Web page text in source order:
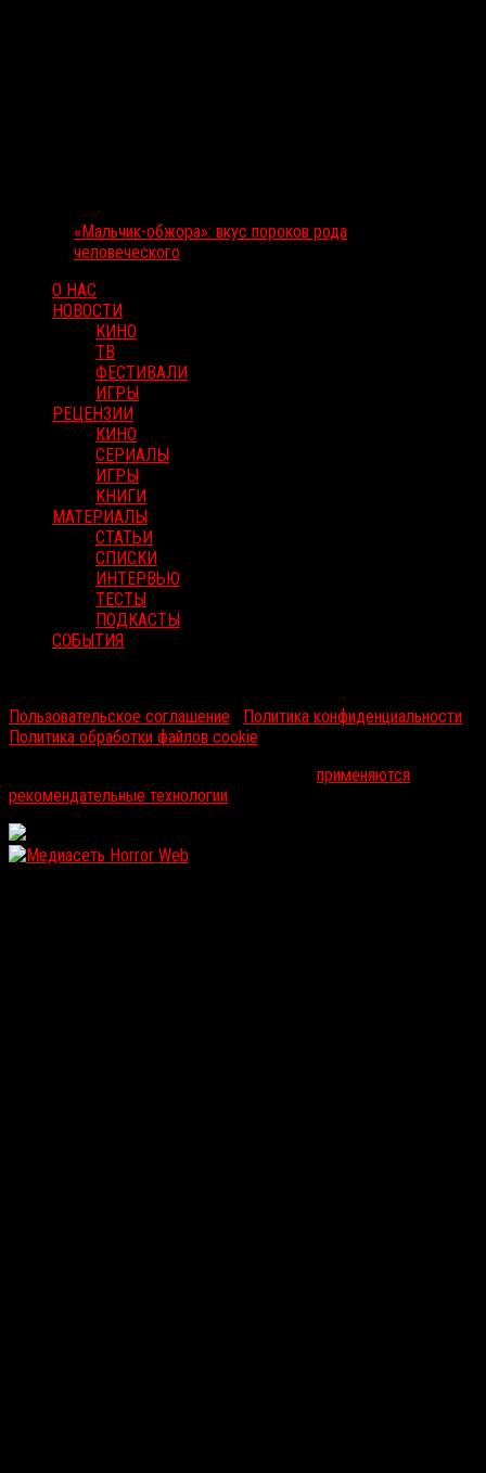
«Мальчик-обжора»: вкус пороков рода
человеческого
О НАС
НОВОСТИ
КИНО
ТВ
ФЕСТИВАЛИ
ИГРЫ
РЕЦЕНЗИИ
КИНО
СЕРИАЛЫ
ИГРЫ
КНИГИ
МАТЕРИАЛЫ
СТАТЬИ
СПИСКИ
ИНТЕРВЬЮ
ТЕСТЫ
ПОДКАСТЫ
СОБЫТИЯ
Пользовательское соглашение
Политика конфиденциальности
Политика обработки файлов cookie
применяются
рекомендательные технологии